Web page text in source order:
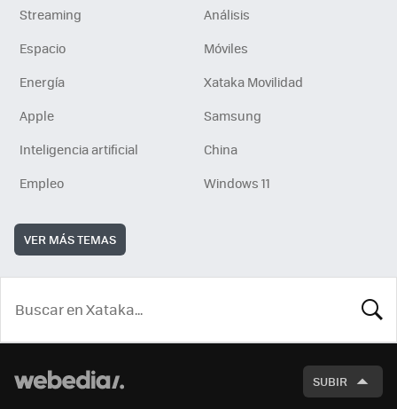
Streaming
Análisis
Espacio
Móviles
Energía
Xataka Movilidad
Apple
Samsung
Inteligencia artificial
China
Empleo
Windows 11
VER MÁS TEMAS
SUBIR